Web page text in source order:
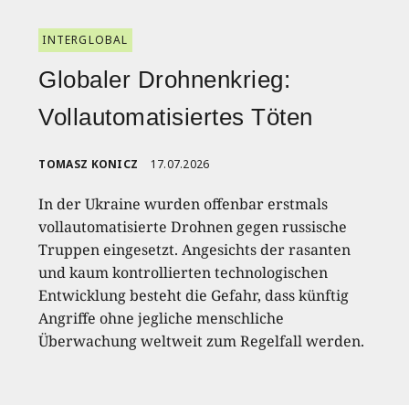
INTERGLOBAL
Globaler Drohnenkrieg:
Vollautomatisiertes Töten
TOMASZ KONICZ 17.07.2026
In der Ukraine wurden offenbar erstmals
vollautomatisierte Drohnen gegen russische
Truppen eingesetzt. Angesichts der rasanten
und kaum kontrollierten technologischen
Entwicklung besteht die Gefahr, dass künftig
Angriffe ohne jegliche menschliche
Überwachung weltweit zum Regelfall werden.